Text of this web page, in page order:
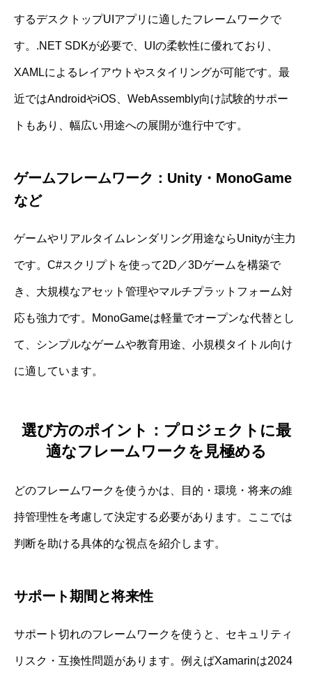
するデスクトップUIアプリに適したフレームワークで
す。.NET SDKが必要で、UIの柔軟性に優れており、
XAMLによるレイアウトやスタイリングが可能です。最
近ではAndroidやiOS、WebAssembly向け試験的サポー
トもあり、幅広い用途への展開が進行中です。
ゲームフレームワーク：Unity・MonoGame
など
ゲームやリアルタイムレンダリング用途ならUnityが主力
です。C#スクリプトを使って2D／3Dゲームを構築で
き、大規模なアセット管理やマルチプラットフォーム対
応も強力です。MonoGameは軽量でオープンな代替とし
て、シンプルなゲームや教育用途、小規模タイトル向け
に適しています。
選び方のポイント：プロジェクトに最
適なフレームワークを見極める
どのフレームワークを使うかは、目的・環境・将来の維
持管理性を考慮して決定する必要があります。ここでは
判断を助ける具体的な視点を紹介します。
サポート期間と将来性
サポート切れのフレームワークを使うと、セキュリティ
リスク・互換性問題があります。例えばXamarinは2024